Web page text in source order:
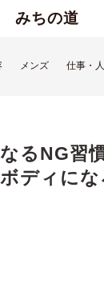
みちの道
メンズ 仕事・
るNG習
ディにな